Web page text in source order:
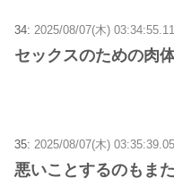
34: 2025/08/07(木)
セックスのための肉
35: 2025/08/07(木)
悪いことするのもま